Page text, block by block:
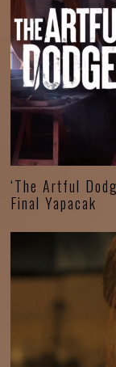
‘The Artful
Final Yapacak